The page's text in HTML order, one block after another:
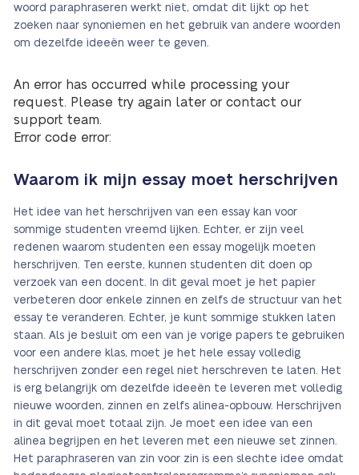
woord paraphraseren werkt niet, omdat dit lijkt op het
zoeken naar synoniemen en het gebruik van andere woorden
om dezelfde ideeën weer te geven.
An error has occurred while processing your
request. Please try again later or contact our
support team.
Error code error:
Waarom ik mijn essay moet herschrijven
Het idee van het herschrijven van een essay kan voor
sommige studenten vreemd lijken. Echter, er zijn veel
redenen waarom studenten een essay mogelijk moeten
herschrijven. Ten eerste, kunnen studenten dit doen op
verzoek van een docent. In dit geval moet je het papier
verbeteren door enkele zinnen en zelfs de structuur van het
essay te veranderen. Echter, je kunt sommige stukken laten
staan. Als je besluit om een van je vorige papers te gebruiken
voor een andere klas, moet je het hele essay volledig
herschrijven zonder een regel niet herschreven te laten. Het
is erg belangrijk om dezelfde ideeën te leveren met volledig
nieuwe woorden, zinnen en zelfs alinea-opbouw. Herschrijven
in dit geval moet totaal zijn. Je moet een idee van een
alinea begrijpen en het leveren met een nieuwe set zinnen.
Het paraphraseren van zin voor zin is een slechte idee omdat